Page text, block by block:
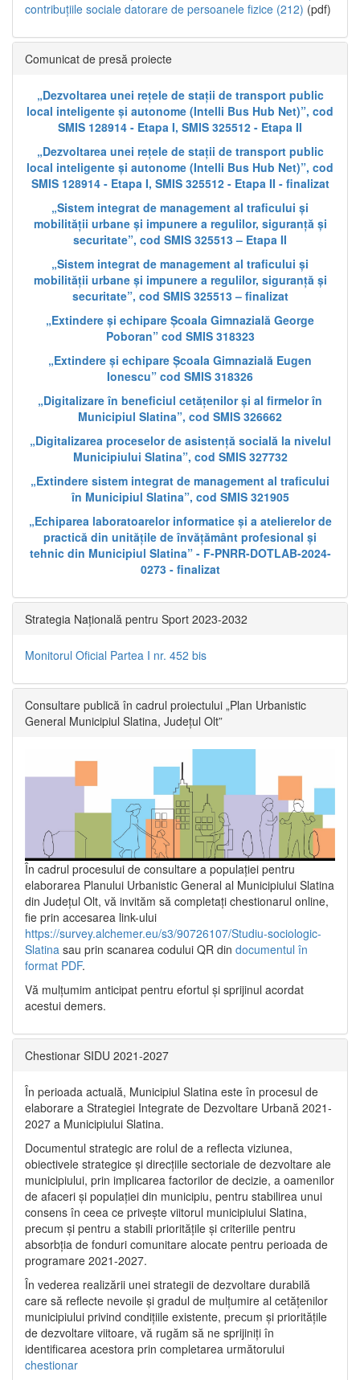
contribuțiile sociale datorare de persoanele fizice (212) (pdf)
Comunicat de presă proiecte
„Dezvoltarea unei rețele de stații de transport public
local inteligente și autonome (Intelli Bus Hub Net)”, cod
SMIS 128914 - Etapa I, SMIS 325512 - Etapa II
„Dezvoltarea unei rețele de stații de transport public
local inteligente și autonome (Intelli Bus Hub Net)”, cod
SMIS 128914 - Etapa I, SMIS 325512 - Etapa II - finalizat
„Sistem integrat de management al traficului și
mobilității urbane și impunere a regulilor, siguranță și
securitate”, cod SMIS 325513 – Etapa II
„Sistem integrat de management al traficului și
mobilității urbane și impunere a regulilor, siguranță și
securitate”, cod SMIS 325513 – finalizat
„Extindere și echipare Școala Gimnazială George
Poboran” cod SMIS 318323
„Extindere și echipare Școala Gimnazială Eugen
Ionescu” cod SMIS 318326
„Digitalizare în beneficiul cetățenilor și al firmelor în
Municipiul Slatina”, cod SMIS 326662
„Digitalizarea proceselor de asistență socială la nivelul
Municipiului Slatina”, cod SMIS 327732
„Extindere sistem integrat de management al traficului
în Municipiul Slatina”, cod SMIS 321905
„Echiparea laboratoarelor informatice și a atelierelor de
practică din unitățile de învățământ profesional și
tehnic din Municipiul Slatina” - F-PNRR-DOTLAB-2024-
0273 - finalizat
Strategia Națională pentru Sport 2023-2032
Monitorul Oficial Partea I nr. 452 bis
Consultare publică în cadrul proiectului „Plan Urbanistic
General Municipiul Slatina, Județul Olt”
În cadrul procesului de consultare a populaţiei pentru
elaborarea Planului Urbanistic General al Municipiului Slatina
din Județul Olt, vă invităm să completați chestionarul online,
fie prin accesarea link-ului
https://survey.alchemer.eu/s3/90726107/Studiu-sociologic-
Slatina sau prin scanarea codului QR din documentul în
format PDF.
Vă mulţumim anticipat pentru efortul şi sprijinul acordat
acestui demers.
Chestionar SIDU 2021-2027
În perioada actuală, Municipiul Slatina este în procesul de
elaborare a Strategiei Integrate de Dezvoltare Urbană 2021‐
2027 a Municipiului Slatina.
Documentul strategic are rolul de a reflecta viziunea,
obiectivele strategice și direcțiile sectoriale de dezvoltare ale
municipiului, prin implicarea factorilor de decizie, a oamenilor
de afaceri și populației din municipiu, pentru stabilirea unui
consens în ceea ce privește viitorul municipiului Slatina,
precum și pentru a stabili prioritățile și criteriile pentru
absorbția de fonduri comunitare alocate pentru perioada de
programare 2021-2027.
În vederea realizării unei strategii de dezvoltare durabilă
care să reflecte nevoile și gradul de mulțumire al cetățenilor
municipiului privind condițiile existente, precum și prioritățile
de dezvoltare viitoare, vă rugăm să ne sprijiniți în
identificarea acestora prin completarea următorului
chestionar